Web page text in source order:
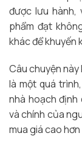
được lưu hành,
phẩm đạt
khác để khuyến
Câu chuyện
là một quá
nhà hoạch định
và chính của
mua giá cao